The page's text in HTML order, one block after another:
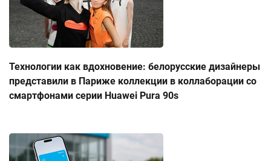
Технологии как вдохновение: белорусские дизайнеры
представили в Париже коллекции в коллаборации со
смартфонами серии Huawei Pura 90s